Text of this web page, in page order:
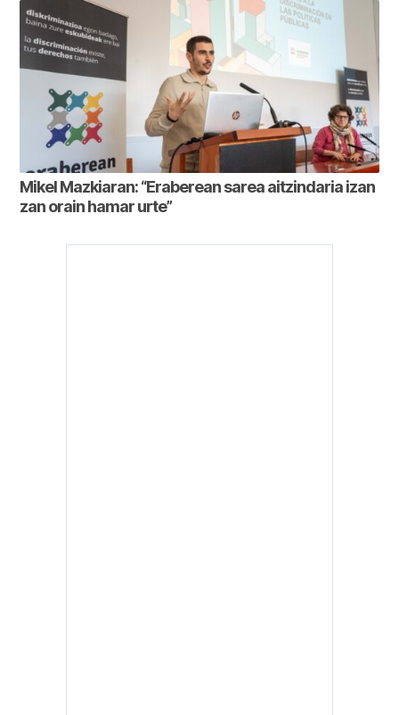
Mikel Mazkiaran: “Eraberean sarea aitzindaria izan
zan orain hamar urte”